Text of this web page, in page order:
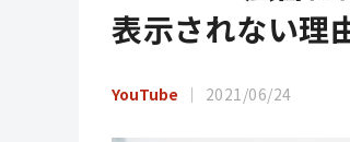
表示されない理
YouTube 2021/06/24